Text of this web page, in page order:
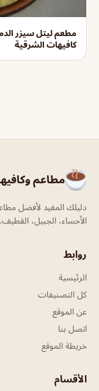
مطعم ليتل سيزر
كافيهات الشرقية
مطاعم
دليلك المفيد لأفضل
الأحساء، الجبيل،
روابط
الرئيسية
كل التصنيفات
عن الموقع
اتصل بنا
خريطة الموقع
الأقسام